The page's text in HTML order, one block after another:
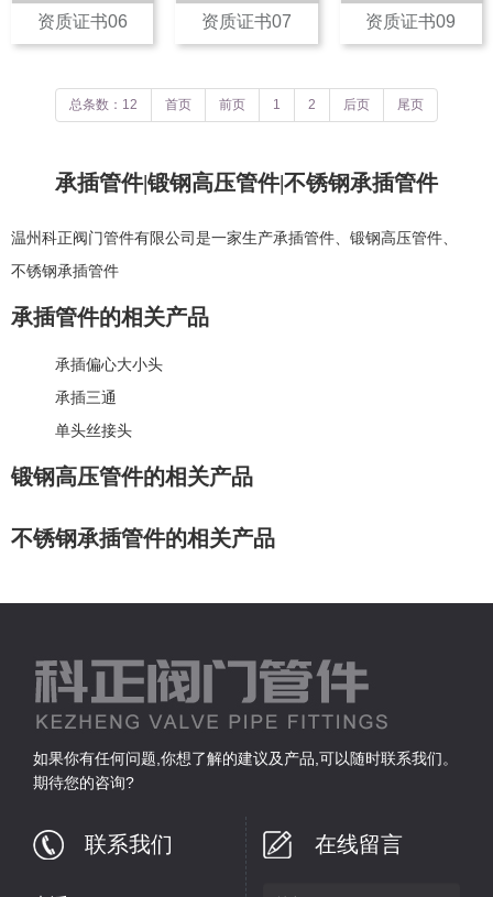
资质证书06 资质证书07 资质证书09
总条数：12 首页 前页 1 2 后页 尾页
承插管件|锻钢高压管件|不锈钢承插管件
温州科正阀门管件有限公司是一家生产承插管件、 锻钢高压管件、
不锈钢承插管件
承插管件的相关产品
承插偏心大小头
承插三通
单头丝接头
锻钢高压管件的相关产品
不锈钢承插管件的相关产品
如果你有任何问题,你想了解的建议及产品,可以随时联系我们。
期待您的咨询?
联系我们 在线留言